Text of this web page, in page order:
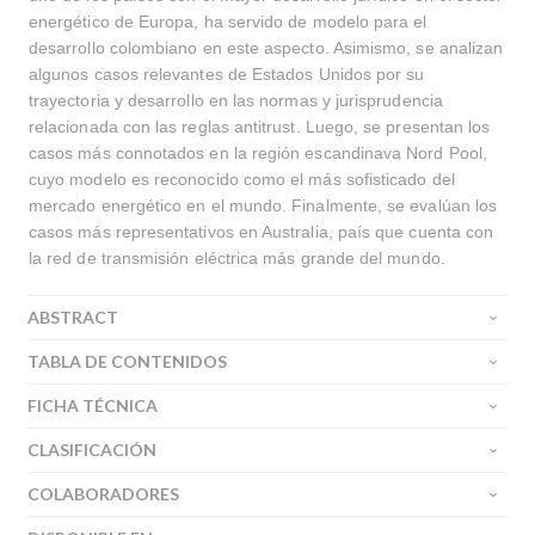
energético de Europa, ha servido de modelo para el
desarrollo colombiano en este aspecto. Asimismo, se analizan
algunos casos relevantes de Estados Unidos por su
trayectoria y desarrollo en las normas y jurisprudencia
relacionada con las reglas antitrust. Luego, se presentan los
casos más connotados en la región escandinava Nord Pool,
cuyo modelo es reconocido como el más sofisticado del
mercado energético en el mundo. Finalmente, se evalúan los
casos más representativos en Australia, país que cuenta con
la red de transmisión eléctrica más grande del mundo.
ABSTRACT
TABLA DE CONTENIDOS
FICHA TÉCNICA
CLASIFICACIÓN
COLABORADORES